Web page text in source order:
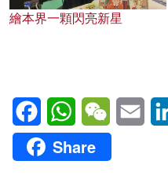
繪本界一顆閃亮新星
FacebookWhatsAppWeChatEmail
Share